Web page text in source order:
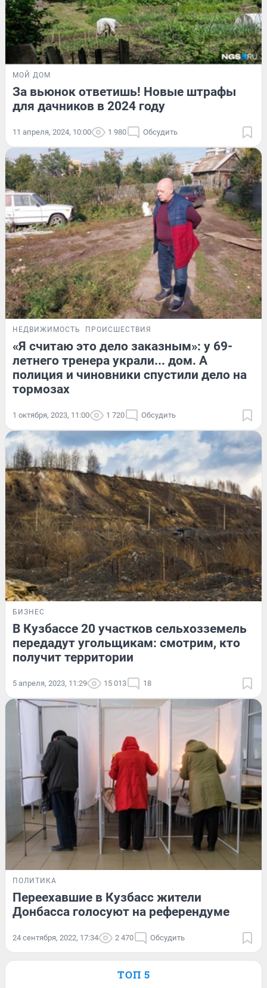
МОЙ ДОМ
За вьюнок ответишь! Новые штрафы
для дачников в 2024 году
11 апреля, 2024, 10:00 1 980 Обсудить
НЕДВИЖИМОСТЬ ПРОИСШЕСТВИЯ
«Я считаю это дело заказным»: у 69-
летнего тренера украли... дом. А
полиция и чиновники спустили дело на
тормозах
1 октября, 2023, 11:00 1 720 Обсудить
БИЗНЕС
В Кузбассе 20 участков сельхозземель
передадут угольщикам: смотрим, кто
получит территории
5 апреля, 2023, 11:29 15 013 18
ПОЛИТИКА
Переехавшие в Кузбасс жители
Донбасса голосуют на референдуме
24 сентября, 2022, 17:34 2 470 Обсудить
ТОП 5